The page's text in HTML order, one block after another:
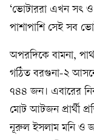
‘ভোটাররা এখন সৎ
পাশাপাশি সেই সব
অপরদিকে বামনা,
গঠিত বরগুনা-২
৭৪৪ জন। এবারের
মোট আটজন প্রার্থী
নূরুল ইসলাম মনি ও